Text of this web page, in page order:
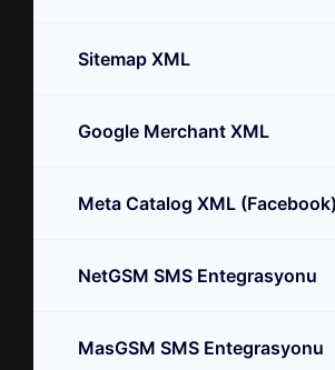
Sitemap XML
Google Merchant XML
Meta Catalog XML (Facebook)
NetGSM SMS Entegrasyonu
MasGSM SMS Entegrasyonu